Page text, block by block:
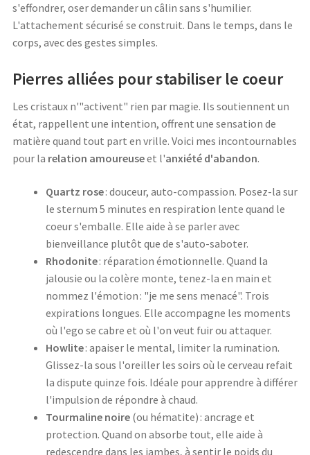
s'effondrer, oser demander un câlin sans s'humilier.
L'attachement sécurisé se construit. Dans le temps, dans le
corps, avec des gestes simples.
Pierres alliées pour stabiliser le coeur
Les cristaux n'"activent" rien par magie. Ils soutiennent un
état, rappellent une intention, offrent une sensation de
matière quand tout part en vrille. Voici mes incontournables
pour la relation amoureuseet l'anxiété d'abandon.
Quartz rose: douceur, auto-compassion. Posez-la sur
le sternum 5 minutes en respiration lente quand le
coeur s'emballe. Elle aide à se parler avec
bienveillance plutôt que de s'auto-saboter.
Rhodonite: réparation émotionnelle. Quand la
jalousie ou la colère monte, tenez-la en main et
nommez l'émotion : "je me sens menacé". Trois
expirations longues. Elle accompagne les moments
où l'ego se cabre et où l'on veut fuir ou attaquer.
Howlite: apaiser le mental, limiter la rumination.
Glissez-la sous l'oreiller les soirs où le cerveau refait
la dispute quinze fois. Idéale pour apprendre à différer
l'impulsion de répondre à chaud.
Tourmaline noire (ou hématite) : ancrage et
protection. Quand on absorbe tout, elle aide à
redescendre dans les jambes, à sentir le poids du